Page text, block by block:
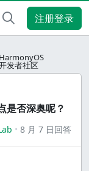
注册登录
HarmonyOS
发者社区
是否深奥呢？
8 月 7 日回答